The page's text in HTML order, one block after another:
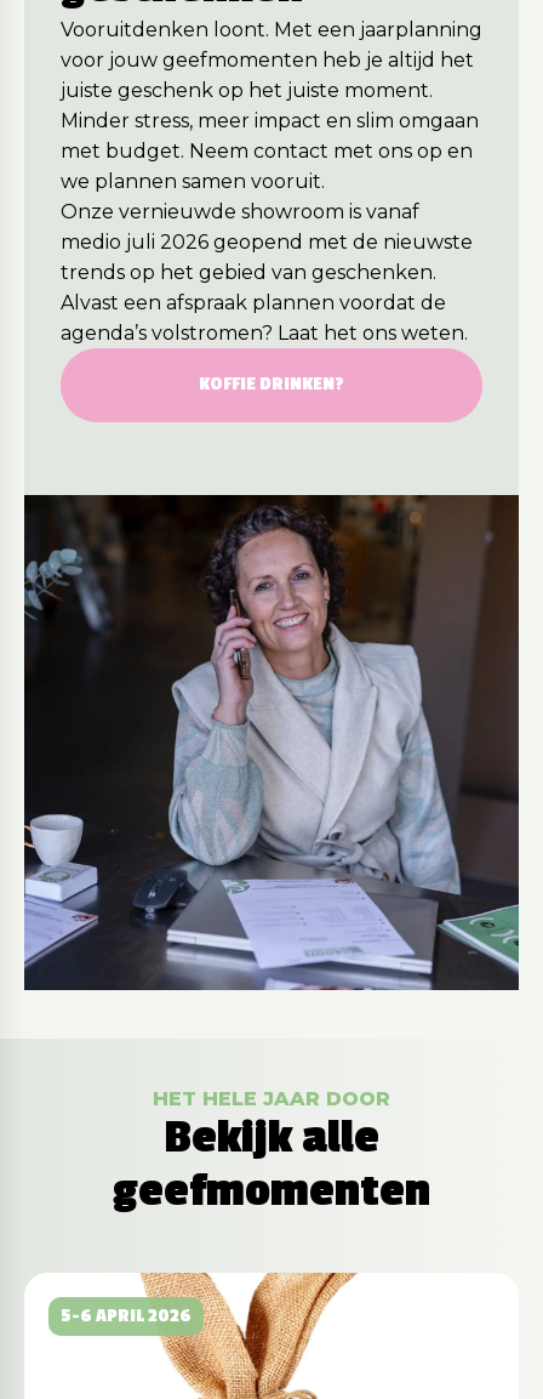
Vooruitdenken loont. Met een jaarplanning
voor jouw geefmomenten heb je altijd het
juiste geschenk op het juiste moment.
Minder stress, meer impact en slim omgaan
met budget. Neem contact met ons op en
we plannen samen vooruit.
Onze vernieuwde showroom is vanaf
medio juli 2026 geopend met de nieuwste
trends op het gebied van geschenken.
Alvast een afspraak plannen voordat de
agenda’s volstromen? Laat het ons weten.
KOFFIE DRINKEN?
HET HELE JAAR DOOR
Bekijk alle
geefmomenten
5-6 APRIL 2026